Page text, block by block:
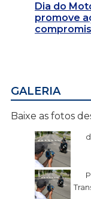
Dia do
promove
GALERIA
Baixe as fotos